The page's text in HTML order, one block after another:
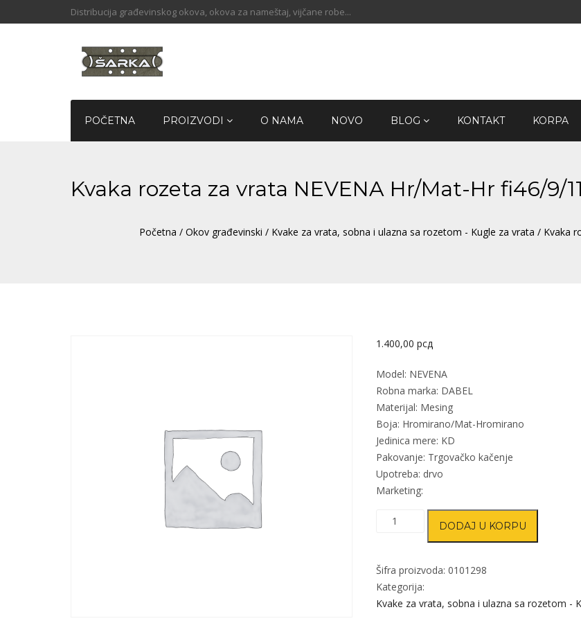
Distribucija građevinskog okova, okova za nameštaj, vijčane robe...
POČETNA PROIZVODI O NAMA NOVO BLOG KONTAKT KORPA
Kvaka rozeta za vrata NEVENA Hr/Mat-Hr fi46/9/
Početna / Okov građevinski / Kvake za vrata, sobna i ulazna sa rozetom - Kugle za vrata / Kvaka
1.400,00 рсд
Model: NEVENA
Robna marka: DABEL
Materijal: Mesing
Boja: Hromirano/Mat-Hromirano
Jedinica mere: KD
Pakovanje: Trgovačko kačenje
Upotreba: drvo
Marketing:
Kvaka
vrata
NEVENA
Hr/Mat-
DODAJ U KORPU
Šifra proizvoda: 0101298
Kategorija:
Kvake za vrata, sobna i ulazna sa rozetom -